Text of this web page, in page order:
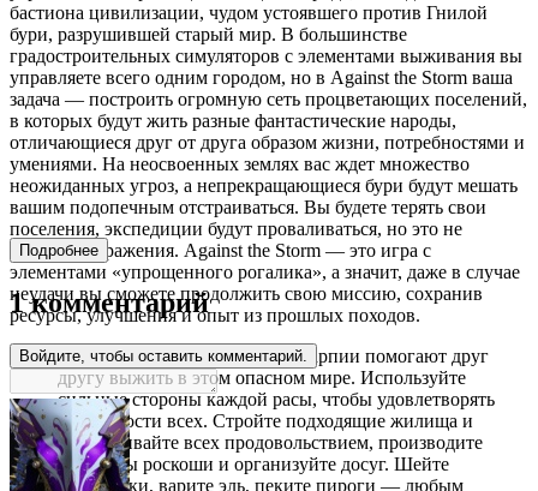
бастиона цивилизации, чудом устоявшего против Гнилой
бури, разрушившей старый мир. В большинстве
градостроительных симуляторов с элементами выживания вы
управляете всего одним городом, но в Against the Storm ваша
задача — построить огромную сеть процветающих поселений,
в которых будут жить разные фантастические народы,
отличающиеся друг от друга образом жизни, потребностями и
умениями. На неосвоенных землях вас ждет множество
неожиданных угроз, а непрекращающиеся бури будут мешать
вашим подопечным отстраиваться. Вы будете терять свои
поселения, экспедиции будут проваливаться, но это не
означает поражения. Against the Storm — это игра с
элементами «упрощенного рогалика», а значит, даже в случае
неудачи вы сможете продолжить свою миссию, сохранив
ресурсы, улучшения и опыт из прошлых походов.
Лисы, бобры, ящеры, люди и гарпии помогают друг
другу выжить в этом опасном мире. Используйте
сильные стороны каждой расы, чтобы удовлетворять
потребности всех. Стройте подходящие жилища и
обеспечивайте всех продовольствием, производите
предметы роскоши и организуйте досуг. Шейте
дождевики, варите эль, пеките пироги — любым
Подробнее
1 комментарий
Войдите, чтобы оставить комментарий.